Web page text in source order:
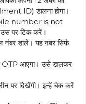
ID) डालना होगा।
number is not
पर टिक करें।
नंबर डालें। यह नंबर सिर्फ
आएगा। उसे डालकर
पर दिखेंगी। इन्हें चेक करें